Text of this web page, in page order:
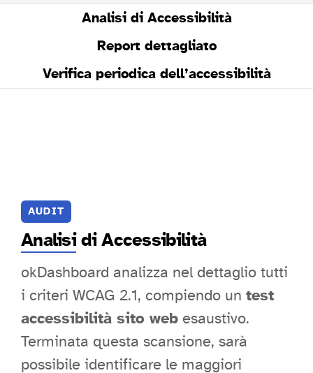
Analisi di Accessibilità
Report dettagliato
Verifica periodica dell’accessibilità
AUDIT
Analisidi Accessibilità
okDashboard analizza nel dettaglio tutti
i criteri WCAG 2.1, compiendo un test
accessibilità sito web esaustivo.
Terminata questa scansione, sarà
possibile identificare le maggiori